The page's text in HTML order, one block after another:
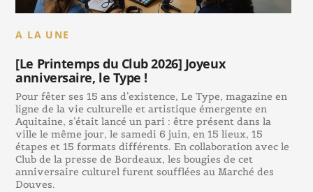
A LA UNE
[Le Printemps du Club 2026] Joyeux
anniversaire, le Type !
Pour fêter ses 15 ans d’existence, Le Type, magazine en
ligne de la vie culturelle et artistique émergente en
Aquitaine, s’était lancé un pari : être présent dans la
ville le même jour, le samedi 6 juin, en 15 lieux, 15
étapes et 15 formats différents. En collaboration avec le
Club de la presse de Bordeaux, les bougies de cet
anniversaire culturel furent soufflées au Marché des
Douves.